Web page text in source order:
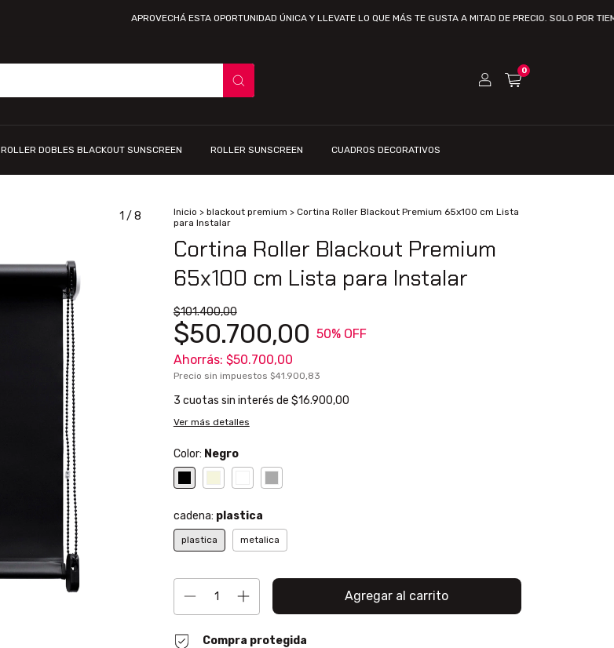
APROVECHÁ ESTA OPORTUNIDAD ÚNICA Y LLEVATE LO QUE MÁS TE GUSTA A MITAD DE PRECIO. SOLO POR TIEMPO
0
ROLLER DOBLES BLACKOUT SUNSCREEN ROLLER SUNSCREEN CUADROS DECORATIVOS
1 / 8 Inicio > blackout premium > Cortina Roller Blackout Premium 65x100 cm Lista
para Instalar
Cortina Roller Blackout Premium
65x100 cm Lista para Instalar
$101.400,00
$50.700,00 50% OFF
Ahorrás: $50.700,00
Precio sin impuestos $41.900,83
3 cuotas sin interés de $16.900,00
Ver más detalles
Color: Negro
cadena: plastica
plastica metalica
Compra protegida